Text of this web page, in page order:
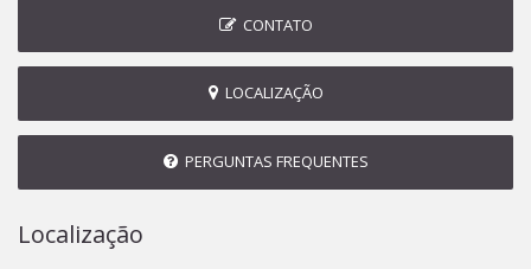
CONTATO
LOCALIZAÇÃO
PERGUNTAS FREQUENTES
Localização